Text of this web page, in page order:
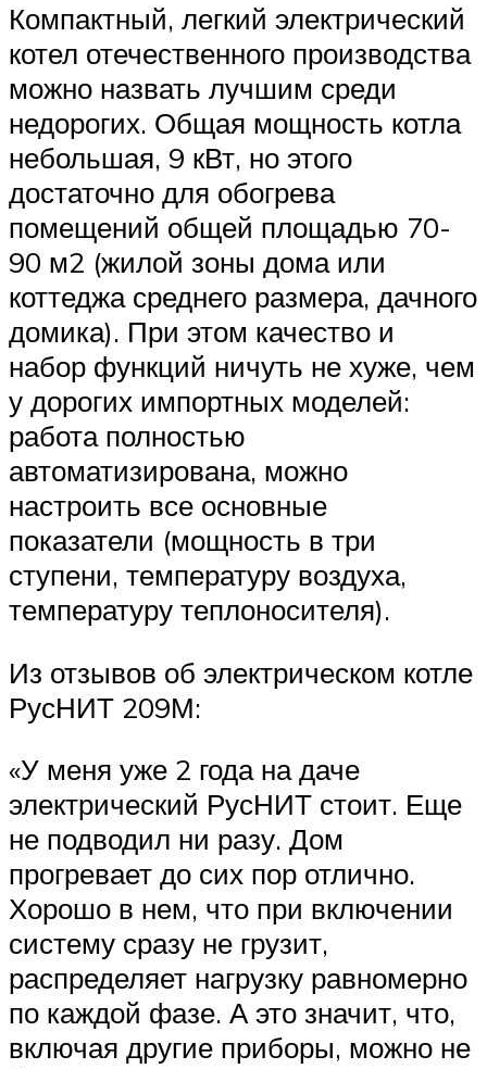
Компактный, легкий электрический
котел отечественного производства
можно назвать лучшим среди
недорогих. Общая мощность котла
небольшая, 9 кВт, но этого
достаточно для обогрева
помещений общей площадью 70-
90 м2 (жилой зоны дома или
коттеджа среднего размера, дачного
домика). При этом качество и
набор функций ничуть не хуже, чем
у дорогих импортных моделей:
работа полностью
автоматизирована, можно
настроить все основные
показатели (мощность в три
ступени, температуру воздуха,
температуру теплоносителя).
Из отзывов об электрическом котле
РусНИТ 209М:
«У меня уже 2 года на даче
электрический РусНИТ стоит. Еще
не подводил ни разу. Дом
прогревает до сих пор отлично.
Хорошо в нем, что при включении
систему сразу не грузит,
распределяет нагрузку равномерно
по каждой фазе. А это значит, что,
включая другие приборы, можно не